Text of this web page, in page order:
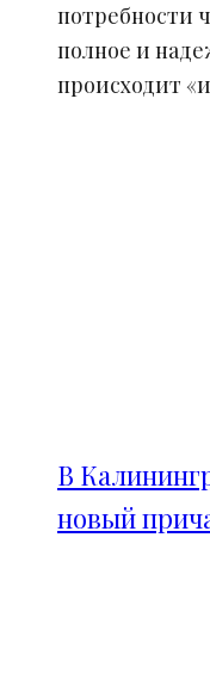
потребности
полное и
происходит
В
новый